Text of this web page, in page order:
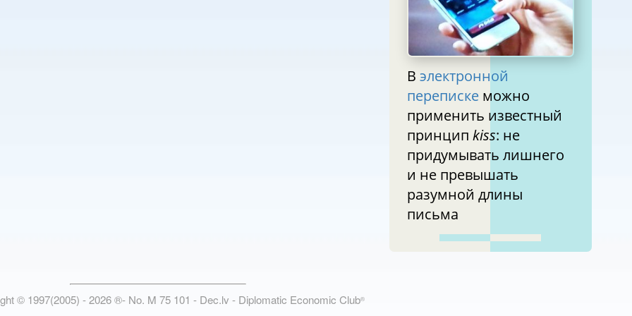
В электронной
перепискеможно
применить известный
принцип kiss: не
придумывать лишнего
и не превышать
разумной длины
письма
© 1997(2005) -2026®- No. M 75 101 - Dec.lv - Diplomatic Economic Club®